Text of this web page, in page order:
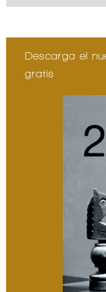
Descarga el
gratis